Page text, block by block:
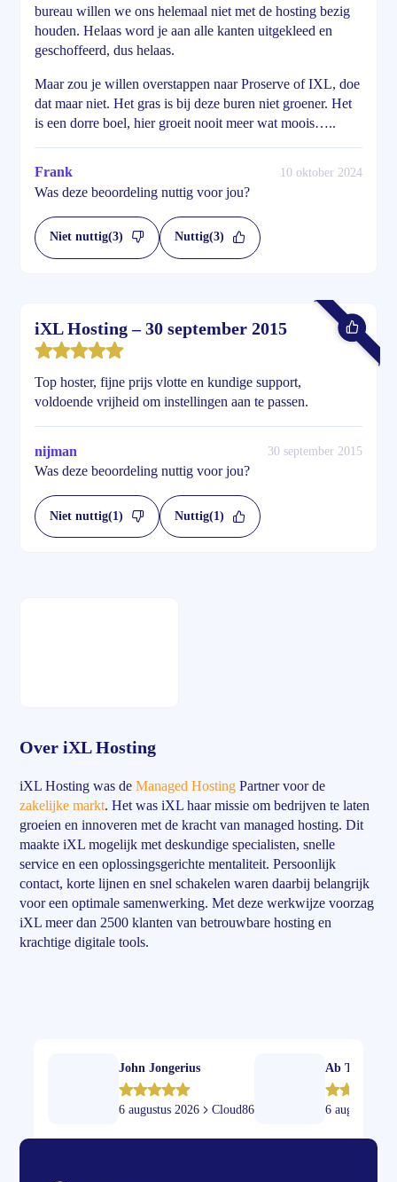
bureau willen we ons helemaal niet met de hosting bezig
houden. Helaas word je aan alle kanten uitgekleed en
geschoffeerd, dus helaas.
Maar zou je willen overstappen naar Proserve of IXL, doe
dat maar niet. Het gras is bij deze buren niet groener. Het
is een dorre boel, hier groeit nooit meer wat moois…..
Frank 10 oktober 2024
Was deze beoordeling nuttig voor jou?
Niet nuttig(3) Nuttig(3)
iXL Hosting – 30 september 2015
Top hoster, fijne prijs vlotte en kundige support,
voldoende vrijheid om instellingen aan te passen.
nijman 30 september 2015
Was deze beoordeling nuttig voor jou?
Niet nuttig(1) Nuttig(1)
Over iXL Hosting
iXL Hosting was deManaged Hosting Partner voor de
zakelijke markt. Het was iXL haar missie om bedrijven te laten
groeien en innoveren met de kracht van managed hosting. Dit
maakte iXL mogelijk met deskundige specialisten, snelle
service en een oplossingsgerichte mentaliteit. Persoonlijk
contact, korte lijnen en snel schakelen waren daarbij belangrijk
voor een optimale samenwerking. Met deze werkwijze voorzag
iXL meer dan 2500 klanten van betrouwbare hosting en
krachtige digitale tools.
John Jongerius
6 augustus 2026 Cloud86
Ab Tamis
6 augustus